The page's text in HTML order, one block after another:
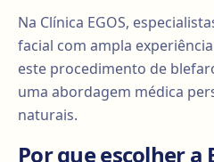
Na Clínica EGOS,
facial com ampla
este procedimento de
uma abordagem médica
naturais.
Por que escolher